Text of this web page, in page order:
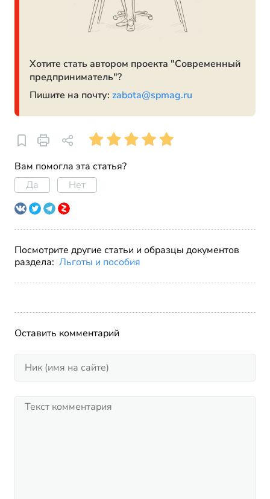
Хотите стать автором проекта "Современный
предприниматель"?
Пишите на почту: zabota@spmag.ru
Вам помогла эта статья?
Да
Нет
Посмотрите другие статьи и образцы документов
раздела: Льготы и пособия
Оставить комментарий